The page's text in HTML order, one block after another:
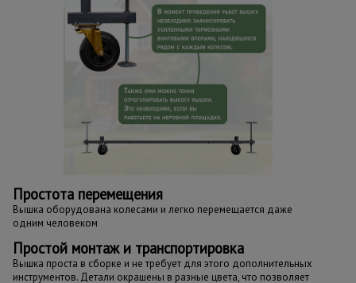
Простота перемещения
Вышка оборудована колесами и легко перемещается даже
одним человеком
Простой монтаж и транспортировка
Вышка проста в сборке и не требует для этого дополнительных
инструментов. Детали окрашены в разные цвета, что позволяет